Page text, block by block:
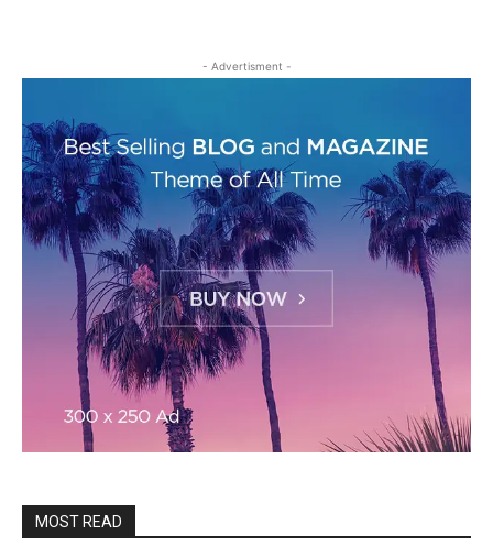
- Advertisment -
MOST READ